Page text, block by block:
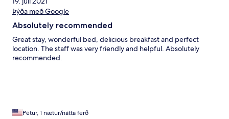
Þýða með Google
Absolutely recommended
Great stay, wonderful bed, delicious breakfast and perfect
location. The staff was very friendly and helpful. Absolutely
recommended.
Pétur, 1 nætur/nátta ferð